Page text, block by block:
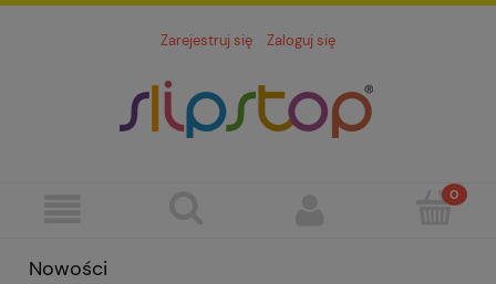
Zarejestruj się Zaloguj się
Nowości